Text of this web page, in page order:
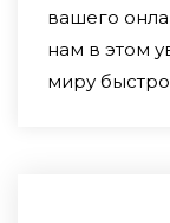
вашего
нам в этом
миру